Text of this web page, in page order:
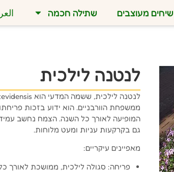
שיחים מעוצבים שתילה חכמה
לנטנה לילכית
ממשפחת הוורבניים. הוא ידוע בזכות
המופיעה לאורך כל השנה. הצמח נחשב עמיד
גם בקרקעות עניות ומעט מלוחות.
מאפיינים עיקריים:
פריחה: סגולה לילכית, ממושכת לאורך